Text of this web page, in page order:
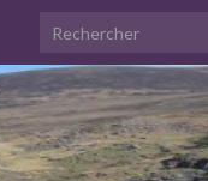
Search for: